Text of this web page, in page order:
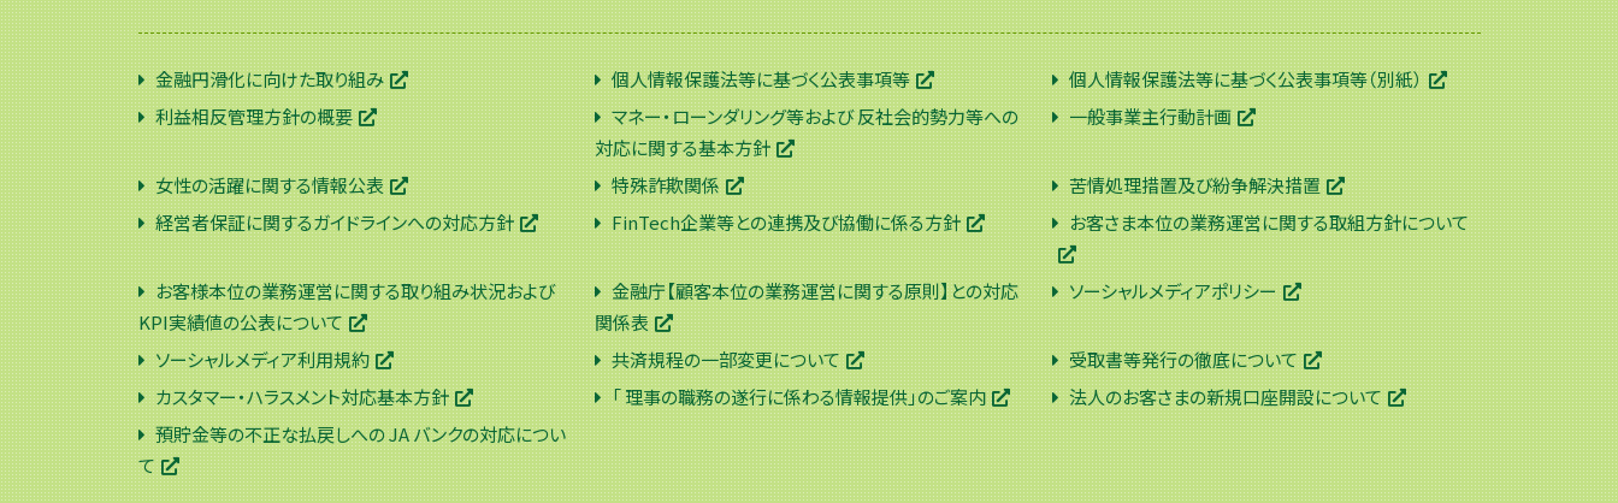
金融円滑化に向けた取り組み 個人情報保護法等に基づく公表事項等
個人情報保護法等に基づく公表事項等（別紙）
利益相反管理方針の概要
マネー・ローンダリング等および 反社会的勢力等への
対応に関する基本方針
一般事業主行動計画
女性の活躍に関する情報公表 特殊詐欺関係
苦情処理措置及び紛争解決措置
経営者保証に関するガイドラインへの対応方針
FinTech企業等との連携及び協働に係る方針 お客さま本位の業務運営に関する取組方針について
お客様本位の業務運営に関する取り組み状況および
KPI実績値の公表について
金融庁【顧客本位の業務運営に関する原則】との対応
関係表
ソーシャルメディアポリシー
ソーシャルメディア利用規約 共済規程の一部変更について
受取書等発行の徹底について
カスタマー・ハラスメント対応基本方針
「 理事の職務の遂行に係わる情報提供」のご案内
法人のお客さまの新規口座開設について
預貯金等の不正な払戻しへの JA バンクの対応につい
て